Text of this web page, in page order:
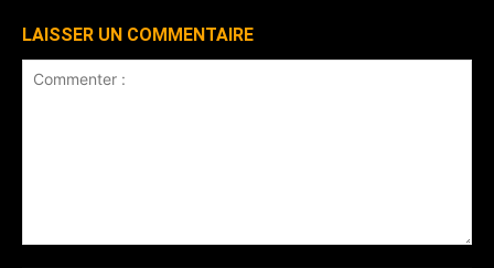
LAISSER UN COMMENTAIRE